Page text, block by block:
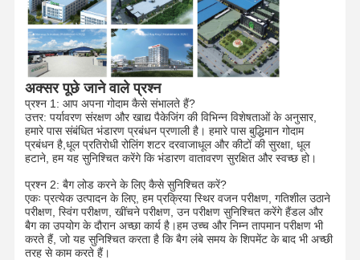
मामले
एक उद्धरण का
अनुरोध करें
पुनर्नवीनीकरण योग्य पेपर बैग
घुमावदार हैंडल पेपर बैग
पेपर फूड डिलीवरी बैग
एसओएस पेपर बैग
J कट पेपर बैग
ई-कॉमर्स बैग
अक्सर पूछे जाने वाले प्रश्न
प्रश्न 1: आप अपना गोदाम कैसे संभालते हैं?
उत्तर: पर्यावरण संरक्षण और खाद्य पैकेजिंग की विभिन्न विशेषताओं के अनुसार,
हमारे पास संबंधित भंडारण प्रबंधन प्रणाली है। हमारे पास बुद्धिमान गोदाम
प्रबंधन है,धूल प्रतिरोधी रोलिंग शटर दरवाजाधूल और कीटों की सुरक्षा, धूल
हटाने, हम यह सुनिश्चित करेंगे कि भंडारण वातावरण सुरक्षित और स्वच्छ हो।
प्रश्न 2: बैग लोड करने के लिए कैसे सुनिश्चित करें?
एकः प्रत्येक उत्पादन के लिए, हम प्रक्रिया स्थिर वजन परीक्षण, गतिशील उठाने
परीक्षण, स्विंग परीक्षण, खींचने परीक्षण, उन परीक्षण सुनिश्चित करेंगे हैंडल और
बैग का उपयोग के दौरान अच्छा कार्य है।हम उच्च और निम्न तापमान परीक्षण भी
करते हैं, जो यह सुनिश्चित करता है कि बैग लंबे समय के शिपमेंट के बाद भी अच्छी
तरह से काम करते हैं।